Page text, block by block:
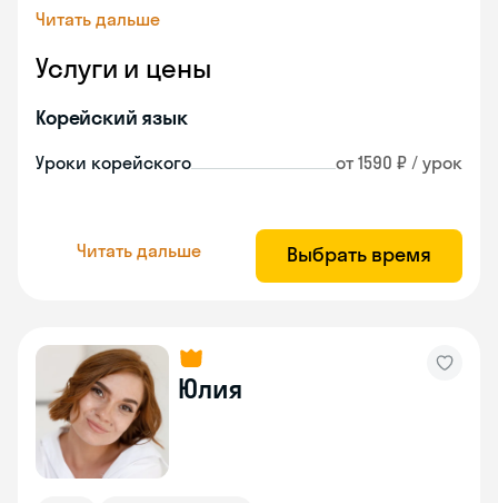
Читать дальше
Услуги и цены
Корейский язык
Уроки корейского от 1590 ₽ / урок
Читать дальше Выбрать время
Юлия